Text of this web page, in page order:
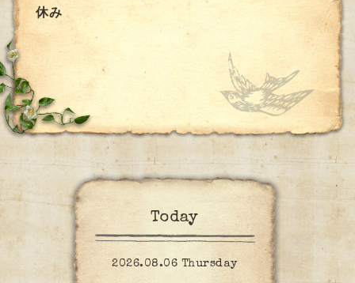
休み
Today
2026.08.06 Thursday